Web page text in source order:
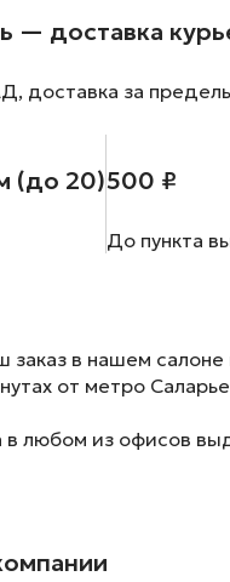
— доставка
доставка за
(до 20)500 ₽
До пункта
в нашем
от метро
в любом из офисов